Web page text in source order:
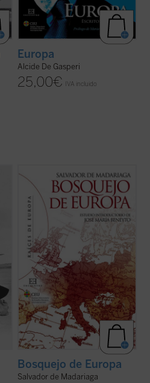
Europa
Alcide De Gasperi
25,00€ IVA incluido
Salvador de Madariaga realiza un certero
análisis sobre la realidad europea que
sigue vigente en la actualidad y en el que
mira a Europa como la patria universal de
la libertad y el humanismo, sin
reduccionismos económicos.... (ver ficha)
Bosquejo de Europa
Salvador de Madariaga